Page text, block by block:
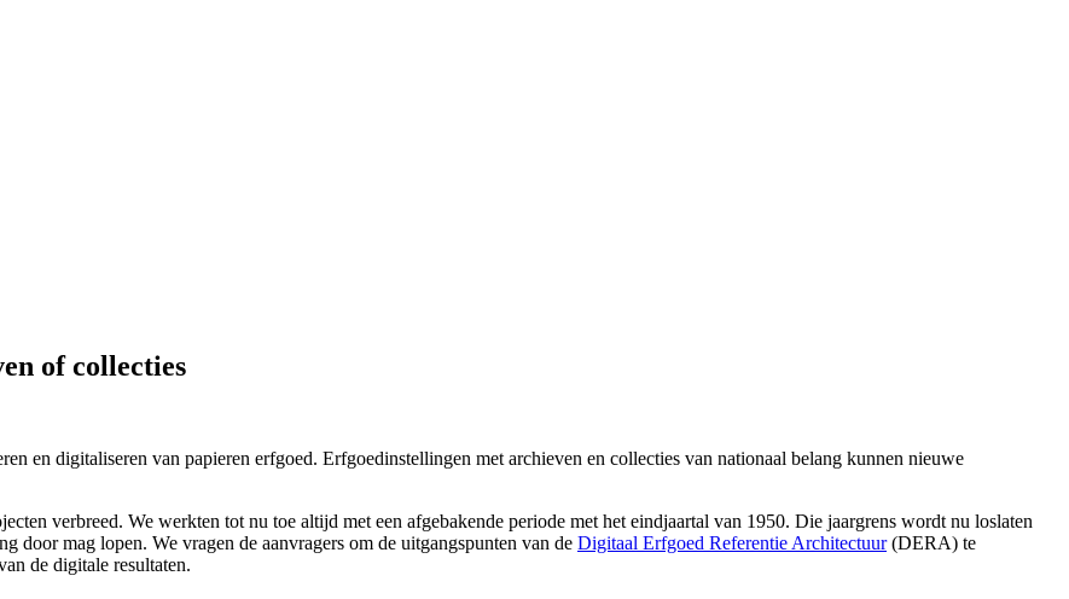
of collecties
en digitaliseren van papieren erfgoed. Erfgoedinstellingen met archieven en collecties van nationaal belang kunnen nieuwe
verbreed. We werkten tot nu toe altijd met een afgebakende periode met het eindjaartal van 1950. Die jaargrens wordt nu loslaten
door mag lopen. We vragen de aanvragers om de uitgangspunten van de Digitaal Erfgoed Referentie Architectuur(DERA) te
de digitale resultaten.